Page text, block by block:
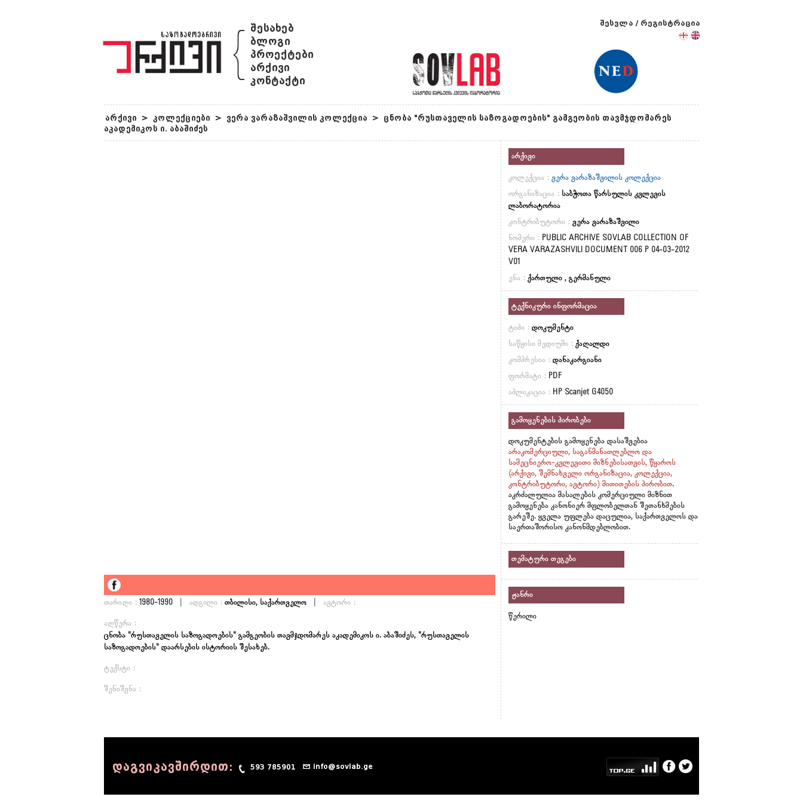
{ შესახებ
ბლოგი
პროექტები
არქივი
კონტაქტი
შესვლა / რეგისტრაცია
არქივი > კოლექციები > ვერა ვარაზაშვილის კოლექცია > ცნობა "რუსთაველის საზოგადოების" გამგეობის თავმჯდომარეს
აკადემიკოს ი. აბაშიძეს
თარიღი : 1980-1990 | ადგილი : თბილისი, საქართველო | ავტორი :
აღწერა :
ცნობა "რუსთაველის საზოგადოების" გამგეობის თავმჯდომარეს აკადემიკოს ი. აბაშიძეს, "რუსთაველის
საზოგადოების" დაარსების ისტორიის შესახებ.
ტექსტი :
შენიშვნა :
არქივი
კოლექცია : ვერა ვარაზაშვილის კოლექცია
ორგანიზაცია : საბჭოთა წარსულის კვლევის
ლაბორატორია
კონტრიბუტორი : ვერა ვარაზაშვილი
ნომერი : PUBLIC ARCHIVE SOVLAB COLLECTION OF
VERA VARAZASHVILI DOCUMENT 006 P 04-03-2012
V01
ენა : ქართული , გერმანული
ტექნიკური ინფორმაცია
ტიპი : დოკუმენტი
საწყისი მედიუმი : ქაღალდი
კომპრესია : დანაკარგიანი
ფორმატი : PDF
აპლიკაცია : HP Scanjet G4050
გამოყენების პირობები
დოკუმენტების გამოყენება დასაშვებია
არაკომერციული, საგანმანათლებლო და
სამეცნიერო-კვლევითი მიზნებისათვის, წყაროს
(არქივი, შემნახველი ორგანიზაცია, კოლექცია,
კონტრიბუტორი, ავტორი) მითითების პირობით.
აკრძალულია მასალების კომერციული მიზნით
გამოყენება კანონიერ მფლობელთან შეთანხმების
გარეშე. ყველა უფლება დაცულია, საქართველოს და
საერთაშორისო კანონმდებლობით.
თემატური თეგები
ჟანრი
წერილი
დაგვიკავშირდით: 593 785901 info@sovlab.ge